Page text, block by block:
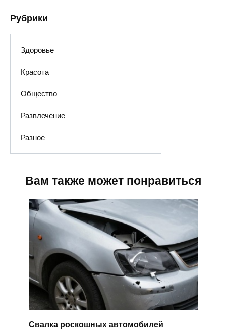
Рубрики
Здоровье
Красота
Общество
Развлечение
Разное
Вам также может понравиться
Свалка роскошных автомобилей